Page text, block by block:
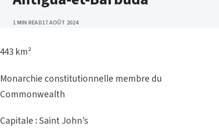
1 MIN READPUBLISHED
17 AOÛT 2024
443 km²
Monarchie constitutionnelle membre du
Commonwealth
Capitale : Saint John’s